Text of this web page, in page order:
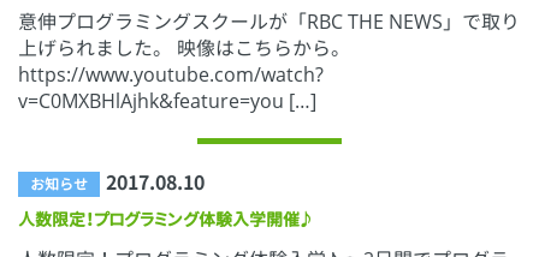
意伸プログラミングスクールが「RBC THE NEWS」で取り
上げられました。 映像はこちらから。
https://www.youtube.com/watch?
v=C0MXBHlAjhk&feature=you […]
お知らせ 2017.08.10
人数限定！プログラミング体験入学開催♪